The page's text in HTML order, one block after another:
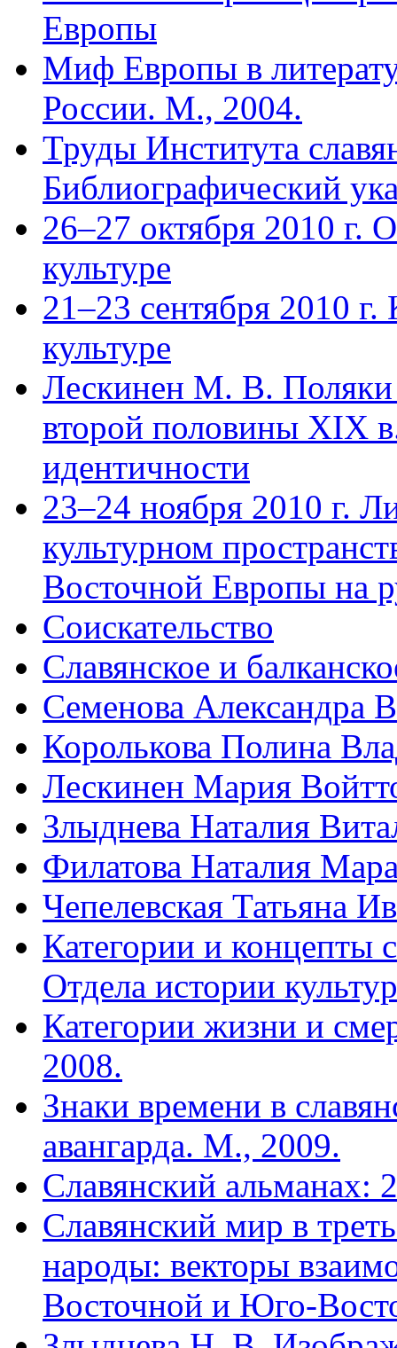
Европы
Миф Европы в
России. М., 2004.
Труды Института
Библиографический
26–27 октября 2010 г.
культуре
21–23 сентября 2010
культуре
Лескинен М. В. Поляки
второй половины XIX
идентичности
23–24 ноября 2010 г.
культурном
Восточной Европы на
Соискательство
Славянское и
Семенова Александра
Королькова Полина
Лескинен Мария
Злыднева Наталия
Филатова Наталия
Чепелевская Татьяна
Категории и концепты
Отдела истории
Категории жизни и
2008.
Знаки времени в
авангарда. М., 2009.
Славянский альманах:
Славянский мир в
народы: векторы
Восточной и Юго-